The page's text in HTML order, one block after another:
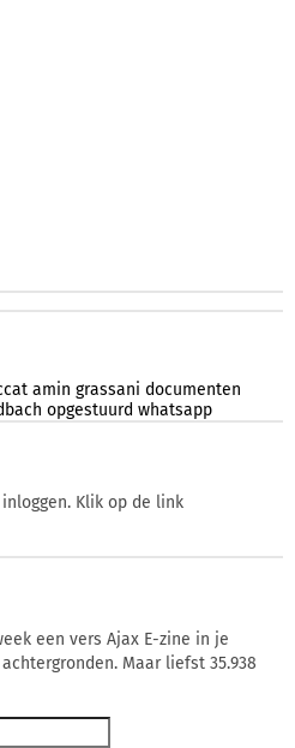
amin grassani documenten
opgestuurd whatsapp
Klik op de link
een vers Ajax E-zine in je
Maar liefst 35.938